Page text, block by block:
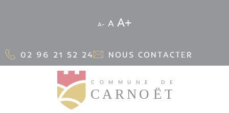
A A A
02 96 21 52 24 NOUS CONTACTER